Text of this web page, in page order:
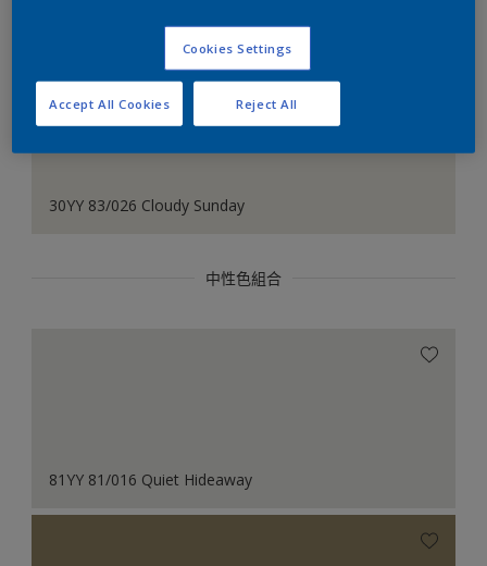
30YY 83/026 Cloudy Sunday
中性色組合
81YY 81/016 Quiet Hideaway
Cookies Settings
Reject All
Accept All Cookies